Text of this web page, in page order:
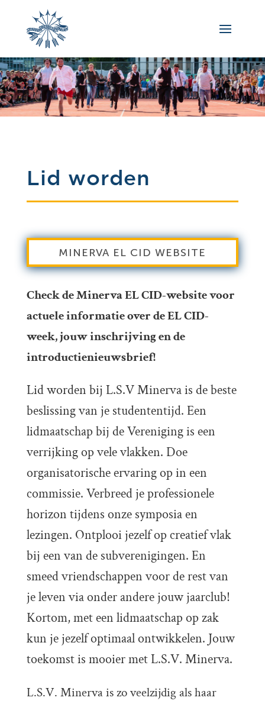
Lid worden
MINERVA EL CID WEBSITE
Check de Minerva EL CID-website voor
actuele informatie over de EL CID-
week, jouw inschrijving en de
introductienieuwsbrief!
Lid worden bij L.S.V Minerva is de beste
beslissing van je studententijd. Een
lidmaatschap bij de Vereniging is een
verrijking op vele vlakken. Doe
organisatorische ervaring op in een
commissie. Verbreed je professionele
horizon tijdens onze symposia en
lezingen. Ontplooi jezelf op creatief vlak
bij een van de subverenigingen. En
smeed vriendschappen voor de rest van
je leven via onder andere jouw jaarclub!
Kortom, met een lidmaatschap op zak
kun je jezelf optimaal ontwikkelen. Jouw
toekomst is mooier met L.S.V. Minerva.
L.S.V. Minerva is zo veelzijdig als haar